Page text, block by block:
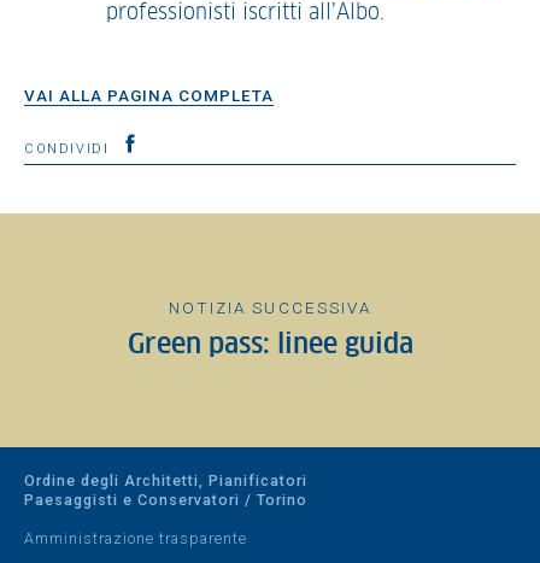
professionisti iscritti all’Albo.
VAI ALLA PAGINA COMPLETA
CONDIVIDI
NOTIZIA SUCCESSIVA
Green pass: linee guida
Ordine degli Architetti, Pianificatori
Paesaggisti e Conservatori / Torino
Amministrazione trasparente